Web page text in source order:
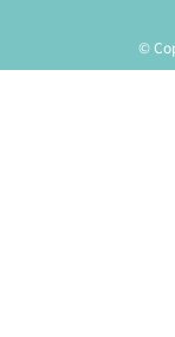
©